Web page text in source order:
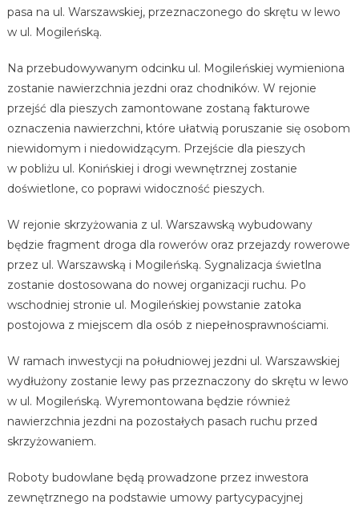
pasa na ul. Warszawskiej, przeznaczonego do skrętu w lewo
w ul. Mogileńską.
Na przebudowywanym odcinku ul. Mogileńskiej wymieniona
zostanie nawierzchnia jezdni oraz chodników. W rejonie
przejść dla pieszych zamontowane zostaną fakturowe
oznaczenia nawierzchni, które ułatwią poruszanie się osobom
niewidomym i niedowidzącym. Przejście dla pieszych
w pobliżu ul. Konińskiej i drogi wewnętrznej zostanie
doświetlone, co poprawi widoczność pieszych.
W rejonie skrzyżowania z ul. Warszawską wybudowany
będzie fragment droga dla rowerów oraz przejazdy rowerowe
przez ul. Warszawską i Mogileńską. Sygnalizacja świetlna
zostanie dostosowana do nowej organizacji ruchu. Po
wschodniej stronie ul. Mogileńskiej powstanie zatoka
postojowa z miejscem dla osób z niepełnosprawnościami.
W ramach inwestycji na południowej jezdni ul. Warszawskiej
wydłużony zostanie lewy pas przeznaczony do skrętu w lewo
w ul. Mogileńską. Wyremontowana będzie również
nawierzchnia jezdni na pozostałych pasach ruchu przed
skrzyżowaniem.
Roboty budowlane będą prowadzone przez inwestora
zewnętrznego na podstawie umowy partycypacyjnej